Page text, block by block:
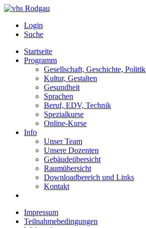
Login
Suche
Startseite
Programm
Gesellschaft, Geschichte, Politik
Kultur, Gestalten
Gesundheit
Sprachen
Beruf, EDV, Technik
Spezialkurse
Online-Kurse
Info
Unser Team
Unsere Dozenten
Gebäudeübersicht
Raumübersicht
Downloadbereich und Links
Kontakt
Impressum
Teilnahmebedingungen